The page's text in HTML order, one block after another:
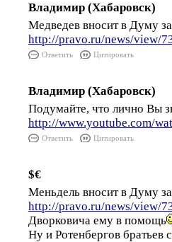
Владимир (Хабаровск)
Медведев вносит в Думу
http://pravo.ru/news/view/
Ответить Цитировать
Владимир (Хабаровск)
Подумайте, что лично Вы
http://www.youtube.com/
Ответить Цитировать
$€
Меньдель вносит в Думу
http://pravo.ru/news/view/
Дворковича ему в помощь
Ну и Ротенбергов